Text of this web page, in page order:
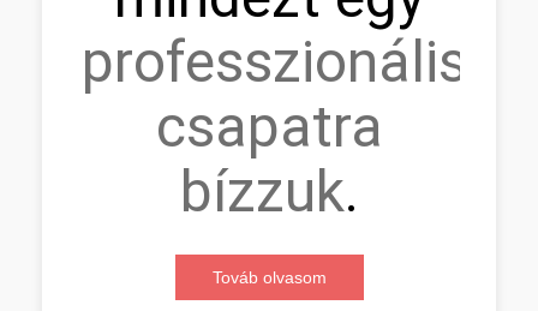
professzionális
csapatra
bízzuk.
Továb olvasom